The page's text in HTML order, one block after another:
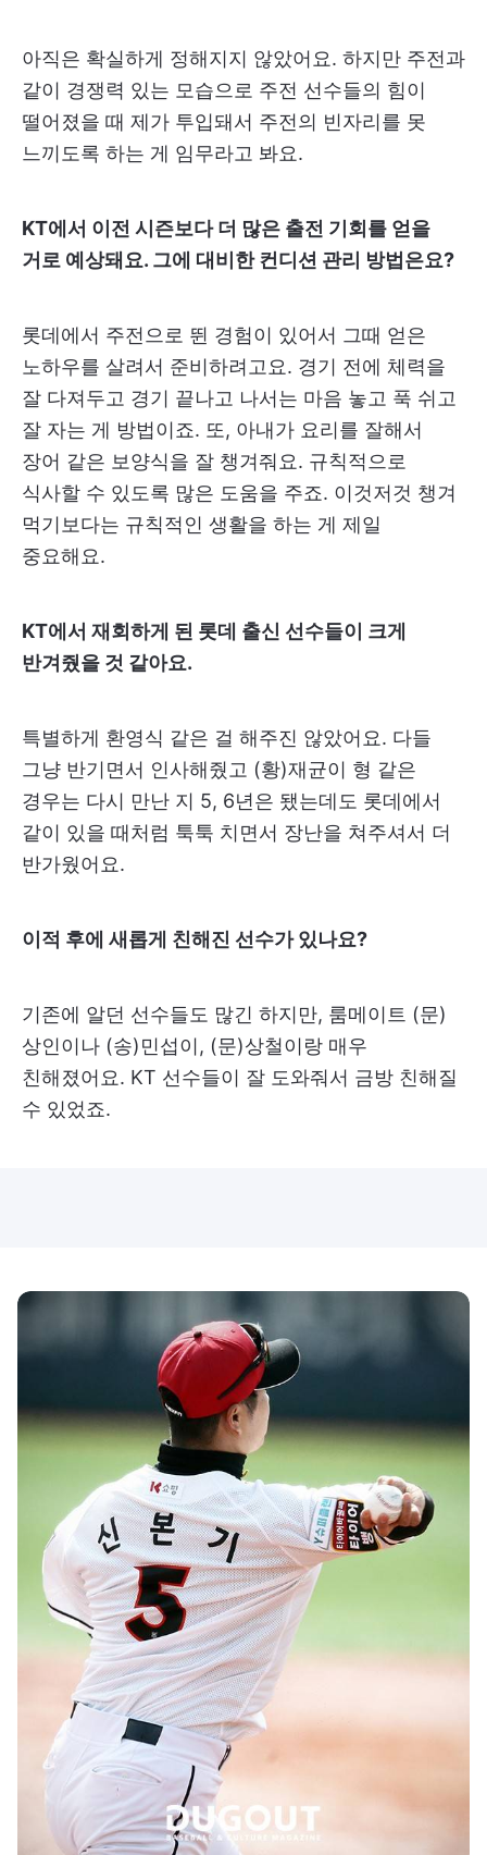
아직은 확실하게 정해지지 않았어요. 하지만 주전과
같이 경쟁력 있는 모습으로 주전 선수들의 힘이
떨어졌을 때 제가 투입돼서 주전의 빈자리를 못
느끼도록 하는 게 임무라고 봐요.
KT에서 이전 시즌보다 더 많은 출전 기회를 얻을
거로 예상돼요. 그에 대비한 컨디션 관리 방법은요?
롯데에서 주전으로 뛴 경험이 있어서 그때 얻은
노하우를 살려서 준비하려고요. 경기 전에 체력을
잘 다져두고 경기 끝나고 나서는 마음 놓고 푹 쉬고
잘 자는 게 방법이죠. 또, 아내가 요리를 잘해서
장어 같은 보양식을 잘 챙겨줘요. 규칙적으로
식사할 수 있도록 많은 도움을 주죠. 이것저것 챙겨
먹기보다는 규칙적인 생활을 하는 게 제일
중요해요.
KT에서 재회하게 된 롯데 출신 선수들이 크게
반겨줬을 것 같아요.
특별하게 환영식 같은 걸 해주진 않았어요. 다들
그냥 반기면서 인사해줬고 (황)재균이 형 같은
경우는 다시 만난 지 5, 6년은 됐는데도 롯데에서
같이 있을 때처럼 툭툭 치면서 장난을 쳐주셔서 더
반가웠어요.
이적 후에 새롭게 친해진 선수가 있나요?
기존에 알던 선수들도 많긴 하지만, 룸메이트 (문)
상인이나 (송)민섭이, (문)상철이랑 매우
친해졌어요. KT 선수들이 잘 도와줘서 금방 친해질
수 있었죠.